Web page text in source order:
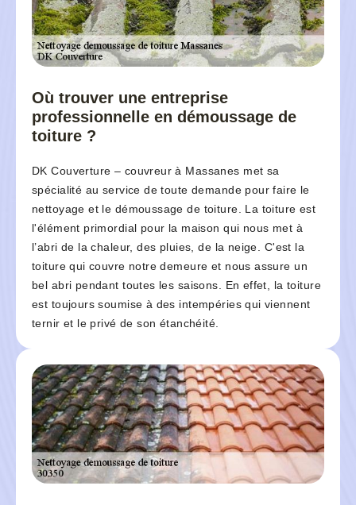
Où trouver une entreprise
professionnelle en démoussage de
toiture ?
DK Couverture – couvreur à Massanes met sa
spécialité au service de toute demande pour faire le
nettoyage et le démoussage de toiture. La toiture est
l'élément primordial pour la maison qui nous met à
l’abri de la chaleur, des pluies, de la neige. C'est la
toiture qui couvre notre demeure et nous assure un
bel abri pendant toutes les saisons. En effet, la toiture
est toujours soumise à des intempéries qui viennent
ternir et le privé de son étanchéité.